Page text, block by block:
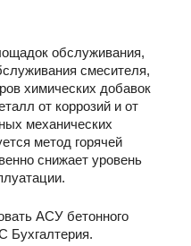
обслуживания,
смесителя,
химических добавок
от коррозий и от
механических
метод горячей
снижает уровень
АСУ бетонного
Бухгалтерия.